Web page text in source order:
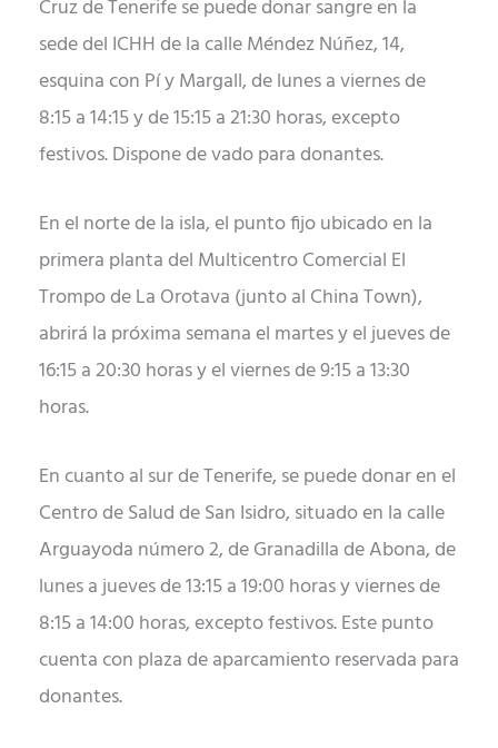
Cruz de Tenerife se puede donar sangre en la
sede del ICHH de la calle Méndez Núñez, 14,
esquina con Pí y Margall, de lunes a viernes de
8:15 a 14:15 y de 15:15 a 21:30 horas, excepto
festivos. Dispone de vado para donantes.
En el norte de la isla, el punto fijo ubicado en la
primera planta del Multicentro Comercial El
Trompo de La Orotava (junto al China Town),
abrirá la próxima semana el martes y el jueves de
16:15 a 20:30 horas y el viernes de 9:15 a 13:30
horas.
En cuanto al sur de Tenerife, se puede donar en el
Centro de Salud de San Isidro, situado en la calle
Arguayoda número 2, de Granadilla de Abona, de
lunes a jueves de 13:15 a 19:00 horas y viernes de
8:15 a 14:00 horas, excepto festivos. Este punto
cuenta con plaza de aparcamiento reservada para
donantes.